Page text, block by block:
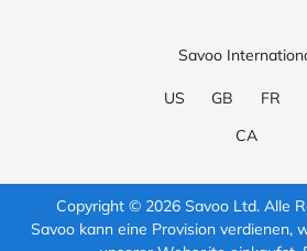
Savoo
US GB FR
CA
Copyright © 2026 Savoo Ltd. Alle
Savoo kann eine Provision verdienen,